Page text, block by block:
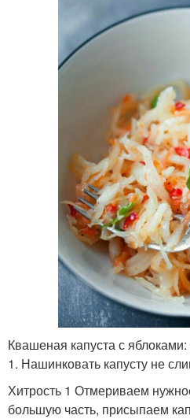
Квашеная капуста с
1. Нашинковать капусту не
Хитрость 1 Отмериваем
большую часть, присыпаем